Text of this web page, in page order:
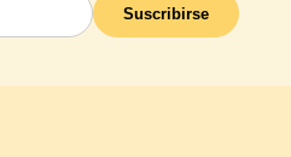
Suscribirse